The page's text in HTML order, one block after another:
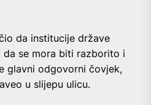
da institucije države
da se mora biti razborito i
glavni odgovorni čovjek,
u slijepu ulicu.